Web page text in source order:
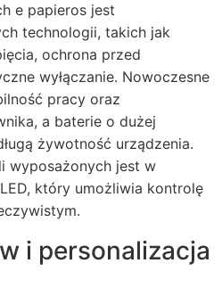
e papieros jest
technologii, takich jak
ochrona przed
wyłączanie. Nowoczesne
pracy oraz
a baterie o dużej
żywotność urządzenia.
wyposażonych jest w
który umożliwia kontrolę
i personalizacja